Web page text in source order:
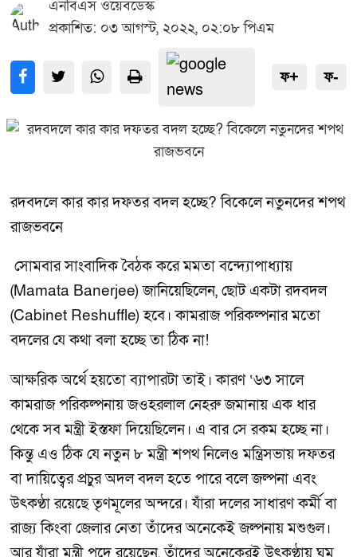
এনবিএস ওয়েবডেস্ক
প্রকাশিত: ০৩ আগস্ট, ২০২২, ০২:০৮ পিএম
ফ+ ফ-
রদবদলে কার কার দফতর বদল হচ্ছে? বিকেলে নতুনদের শপথ
রাজভবনে
সোমবার সাংবাদিক বৈঠক করে মমতা বন্দ্যোপাধ্যায়
(Mamata Banerjee) জানিয়েছিলেন, ছোট একটা রদবদল
(Cabinet Reshuffle) হবে। কামরাজ পরিকল্পনার মতো
বদলের যে কথা বলা হচ্ছে তা ঠিক না!
আক্ষরিক অর্থে হয়তো ব্যাপারটা তাই। কারণ ‘৬৩ সালে
কামরাজ পরিকল্পনায় জওহরলাল নেহরু জমানায় এক ধার
থেকে সব মন্ত্রী ইস্তফা দিয়েছিলেন। এ বার সে রকম হচ্ছে না।
কিন্তু এও ঠিক যে নতুন ৮ মন্ত্রী শপথ নিলেও মন্ত্রিসভায় দফতর
বা দায়িত্বের প্রচুর অদল বদল হতে পারে বলে জল্পনা এবং
উৎকণ্ঠা রয়েছে তৃণমূলের অন্দরে। যাঁরা দলের সাধারণ কর্মী বা
রাজ্য কিংবা জেলার নেতা তাঁদের অনেকেই জল্পনায় মশুগুল।